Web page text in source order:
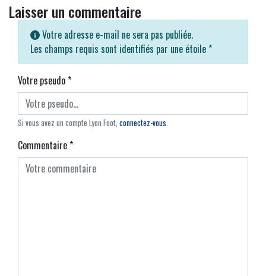
Laisser un commentaire
Votre adresse e-mail ne sera pas publiée.
Les champs requis sont identifiés par une étoile *
Votre pseudo*
Si vous avez un compte Lyon Foot, connectez-vous.
Commentaire*